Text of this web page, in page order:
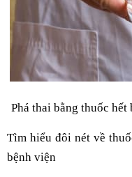
Phá thai bằng thuốc
Tìm hiểu đôi nét về
bệnh viện